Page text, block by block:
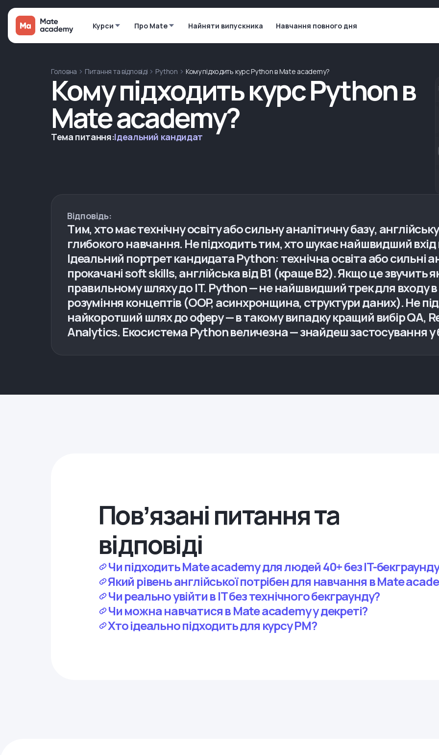
Курси Про Mate Найняти випускника Навчання повного дня
Головна Питання та відповіді Python Кому підходить курс Python в Mate academy?
Кому підходить курс Python в
Mate academy?
Тема питання:Ідеальний кандидат
Відповідь:
Тим, хто має технічну освіту або сильну аналітичну базу,
глибокого навчання. Не підходить тим, хто шукає найшвидший вхід
Ідеальний портрет кандидата Python: технічна освіта або сильні
прокачані soft skills, англійська від B1 (краще B2). Якщо це звучить
правильному шляху до IT. Python — не найшвидший трек для входу в
розуміння концептів (OOP, асинхронщина, структури даних). Не
найкоротший шлях до оферу — в такому випадку кращий вибір QA,
Analytics. Екосистема Python величезна — знайдеш застосування у
Повʼязані питання та
відповіді
Чи підходить Mate academy для людей 40+ без IT-
Який рівень англійської потрібен для навчання в Mate
Чи реально увійти в IT без технічного бекграунду?
Чи можна навчатися в Mate academy у декреті?
Хто ідеально підходить для курсу PM?